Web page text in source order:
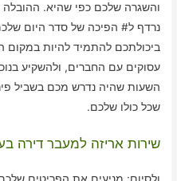
והשגרה שלכם כפי שהיא.
נרדף ל# הפיכה של סדר היום
ביכולתכם להתמיד להיות במקום
עסוקים עם החברים, ולהשקיע
השעות שהיה נדרש מכם בשביל
שכל כולו שלכם.
שירות אריזה למעבר דירה